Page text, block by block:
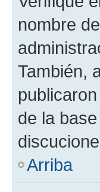
nombre
También,
de la
Arriba